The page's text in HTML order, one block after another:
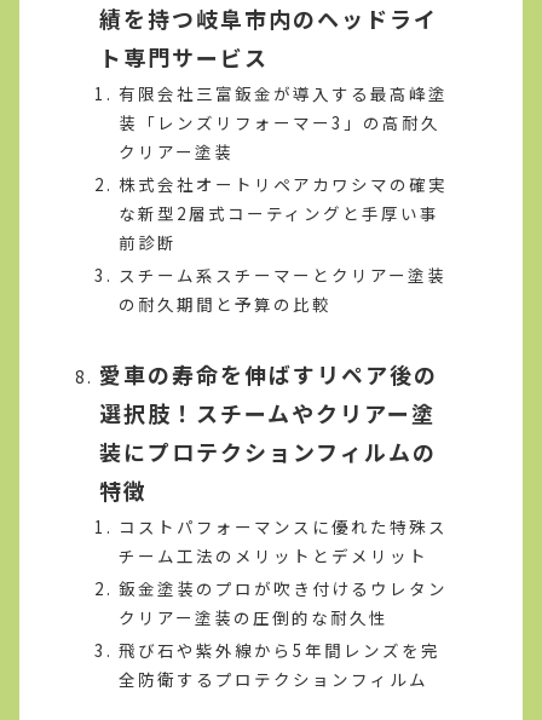
績を持つ岐阜市内のヘッドライ
ト専門サービス
有限会社三富鈑金が導入する最高峰塗
装「レンズリフォーマー3」の高耐久
クリアー塗装
株式会社オートリペアカワシマの確実
な新型2層式コーティングと手厚い事
前診断
スチーム系スチーマーとクリアー塗装
の耐久期間と予算の比較
愛車の寿命を伸ばすリペア後の
選択肢！スチームやクリアー塗
装にプロテクションフィルムの
特徴
コストパフォーマンスに優れた特殊ス
チーム工法のメリットとデメリット
鈑金塗装のプロが吹き付けるウレタン
クリアー塗装の圧倒的な耐久性
飛び石や紫外線から5年間レンズを完
全防衛するプロテクションフィルム